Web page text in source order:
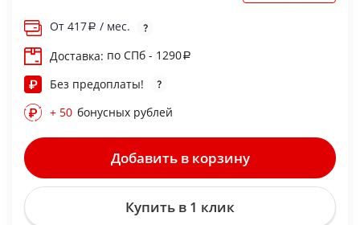
От 417
/ мес.
Доставка: по СПб - 1290
Без предоплаты!
+ 50 бонусных рублей
Добавить в корзину
Купить в 1 клик